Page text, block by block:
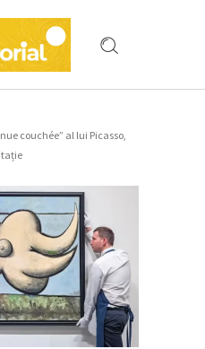
couchée” al lui Picasso,